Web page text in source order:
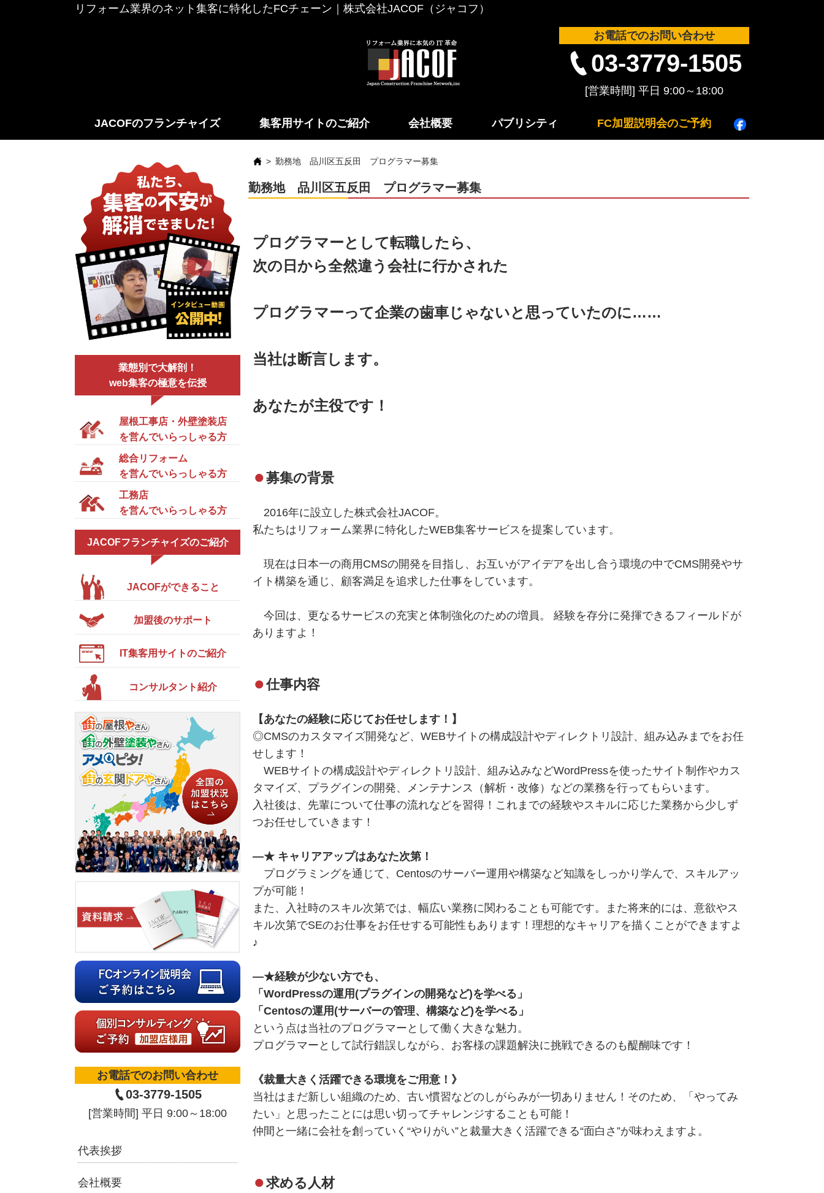
リフォーム業界のネット集客に特化したFCチェーン｜株式会社JACOF（ジャコフ）
お電話でのお問い合わせ
03-3779-1505
JACOFのフランチャイズ 集客用サイトのご紹介 会社概要 パブリシティ FC加盟説明会のご予約
勤務地 品川区五反田 プログラマー募集
勤務地 品川区五反田 プログラマー募集
プログラマーとして転職したら、
次の日から全然違う会社に行かされた
プログラマーって企業の歯車じゃないと思っていたのに……
当社は断言します。
あなたが主役です！
募集の背景
2016年に設立した株式会社JACOF。
私たちはリフォーム業界に特化したWEB集客サービスを提案しています。
現在は日本一の商用CMSの開発を目指し、お互いがアイデアを出し合う環境の中でCMS開発やサ
イト構築を通じ、顧客満足を追求した仕事をしています。
今回は、更なるサービスの充実と体制強化のための増員。 経験を存分に発揮できるフィールドが
ありますよ！
仕事内容
【あなたの経験に応じてお任せします！】
◎CMSのカスタマイズ開発など、WEBサイトの構成設計やディレクトリ設計、組み込みまでをお任
せします！
WEBサイトの構成設計やディレクトリ設計、組み込みなどWordPressを使ったサイト制作やカス
タマイズ、プラグインの開発、メンテナンス（解析・改修）などの業務を行ってもらいます。
入社後は、先輩について仕事の流れなどを習得！これまでの経験やスキルに応じた業務から少しず
つお任せしていきます！
―★ キャリアアップはあなた次第！
プログラミングを通じて、Centosのサーバー運用や構築など知識をしっかり学んで、スキルアッ
プが可能！
また、入社時のスキル次第では、幅広い業務に関わることも可能です。また将来的には、意欲やス
キル次第でSEのお仕事をお任せする可能性もあります！理想的なキャリアを描くことができますよ
♪
―★経験が少ない方でも、
「WordPressの運用(プラグインの開発など)を学べる」
「Centosの運用(サーバーの管理、構築など)を学べる」
という点は当社のプログラマーとして働く大きな魅力。
プログラマーとして試行錯誤しながら、お客様の課題解決に挑戦できるのも醍醐味です！
《裁量大きく活躍できる環境をご用意！》
当社はまだ新しい組織のため、古い慣習などのしがらみが一切ありません！そのため、「やってみ
たい」と思ったことには思い切ってチャレンジすることも可能！
仲間と一緒に会社を創っていく“やりがい”と裁量大きく活躍できる“面白さ”が味わえますよ。
求める人材
業態別で大解剖！
web集客の極意を伝授
屋根工事店・外壁塗装店
を営んでいらっしゃる方
総合リフォーム
を営んでいらっしゃる方
工務店
を営んでいらっしゃる方
JACOFフランチャイズのご紹介
JACOFができること
加盟後のサポート
IT集客用サイトのご紹介
コンサルタント紹介
お電話でのお問い合わせ
03-3779-1505
代表挨拶
会社概要